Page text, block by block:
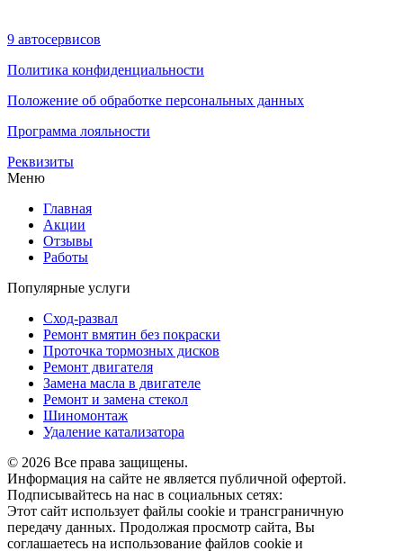
9 автосервисов
Политика конфиденциальности
Положение об обработке персональных данных
Программа лояльности
Реквизиты
Меню
Главная
Акции
Отзывы
Работы
Популярные услуги
Сход-развал
Ремонт вмятин без покраски
Проточка тормозных дисков
Ремонт двигателя
Замена масла в двигателе
Ремонт и замена стекол
Шиномонтаж
Удаление катализатора
© 2026 Все права защищены.
Информация на сайте не является публичной офертой.
Подписывайтесь на нас в социальных сетях:
Этот сайт использует файлы cookie и трансграничную
передачу данных. Продолжая просмотр сайта, Вы
соглашаетесь на использование файлов cookie и